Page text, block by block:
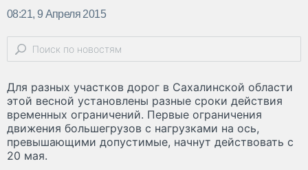
08:21, 9 Апреля 2015
Для разных участков дорог в Сахалинской области
этой весной установлены разные сроки действия
временных ограничений. Первые ограничения
движения большегрузов с нагрузками на ось,
превышающими допустимые, начнут действовать с
20 мая.